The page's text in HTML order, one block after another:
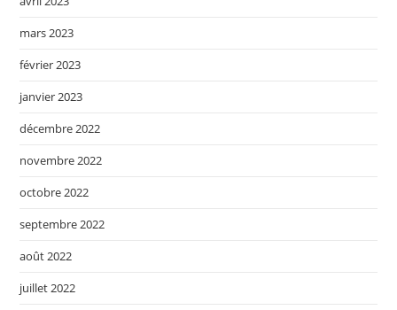
mars 2023
février 2023
janvier 2023
décembre 2022
novembre 2022
octobre 2022
septembre 2022
août 2022
juillet 2022